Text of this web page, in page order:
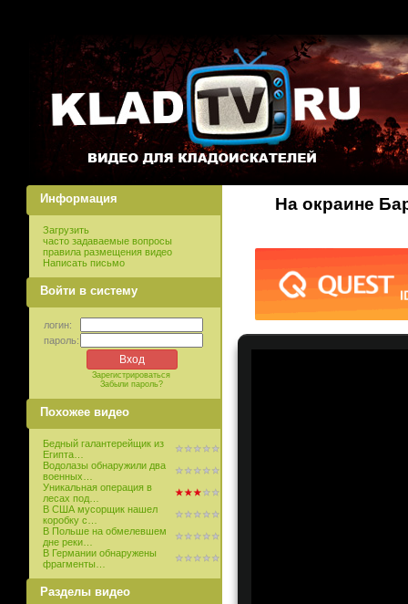
Информация
Загрузить
часто задаваемые вопросы
правила размещения видео
Написать письмо
Войти в систему
логин:
пароль:
Зарегистрироваться
Забыли пароль?
Похожее видео
Бедный галантерейщик из
Египта…
Водолазы обнаружили два
военных…
Уникальная операция в
лесах под…
В США мусорщик нашел
коробку с…
В Польше на обмелевшем
дне реки…
В Германии обнаружены
фрагменты…
Разделы видео
На окраине